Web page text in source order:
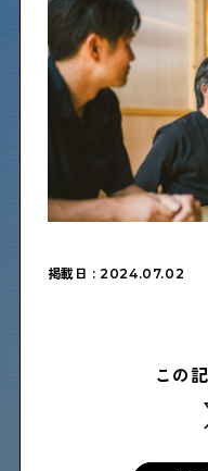
今夜、
下町の飲
下町く
物件情
下町日記
下町
下町な
掲載日 : 2024.07.02
この